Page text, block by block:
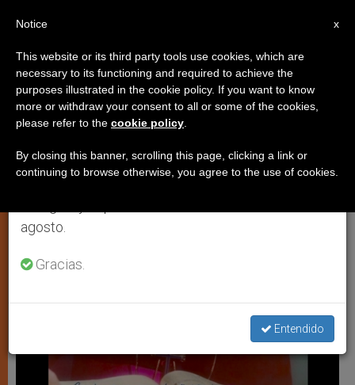
IGLESIA LOCAL
×
Aviso importante
Del 27 de julio al 7 de agosto haremos la pausa
anual, aprovechando que en el periodo de verano
se generan menos informaciones y también el
agosto.
Gracias.
Entendido
x
Notice
This website or its third party tools use cookies, which are
necessary to its functioning and required to achieve the
purposes illustrated in the cookie policy. If you want to know
more or withdraw your consent to all or some of the cookies,
please refer to the cookie policy
By closing this banner, scrolling this page, clicking a link or
continuing to browse otherwise, you agree to the use of cookies.